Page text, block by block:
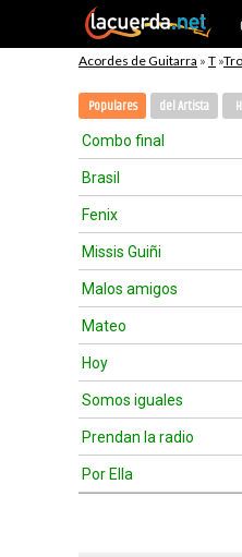
Acordes de Guitarra » T »
Populares del Artista
Combo final
Brasil
Fenix
Missis Guiñi
Malos amigos
Mateo
Hoy
Somos iguales
Prendan la radio
Por Ella